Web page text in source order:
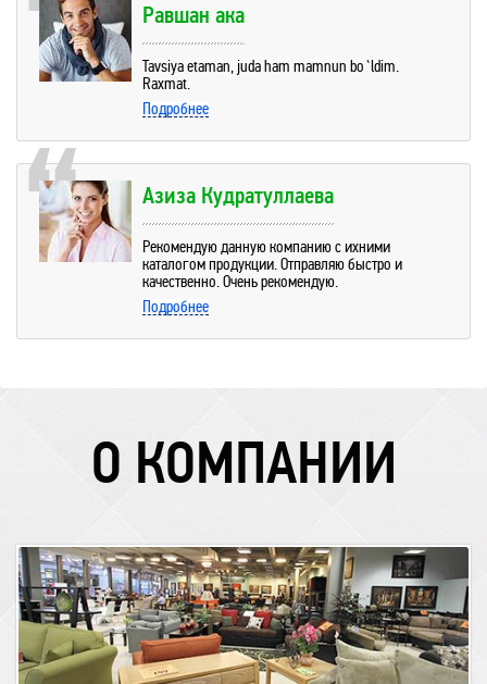
Равшан ака
Tavsiya etaman, juda ham mamnun bo`ldim.
Raxmat.
Подробнее
Азиза Кудратуллаева
Рекомендую данную компанию с ихними
каталогом продукции. Отправляю быстро и
качественно. Очень рекомендую.
Подробнее
О КОМПАНИИ